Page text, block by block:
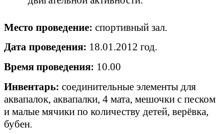
Место проведение: спортивный зал.
Дата проведения: 18.01.2012 год.
Время проведения: 10.00
Инвентарь: соединительные элементы для
аквапалок, аквапалки, 4 мата, мешочки с песком
и малые мячики по количеству детей, верёвка,
бубен.